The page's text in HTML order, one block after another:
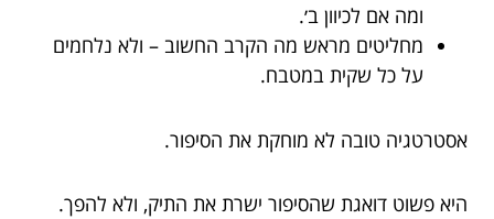
ומה אם לכיוון ב׳.
מחליטים מראש מה הקרב החשוב – ולא נלחמים
על כל שקית במטבח.
אסטרטגיה טובה לא מוחקת את הסיפור.
היא פשוט דואגת שהסיפור ישרת את התיק, ולא להפך.